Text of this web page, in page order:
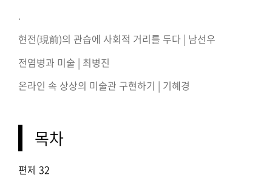
.
현전(現前)의 관습에 사회적 거리를 두다 | 남선우
전염병과 미술 | 최병진
온라인 속 상상의 미술관 구현하기 | 기혜경
목차
편제 32